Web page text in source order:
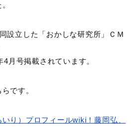
設立した「おかしな研究所」ＣＭ
月号掲載されています。
です。
り）プロフィールwiki！藤岡弘、